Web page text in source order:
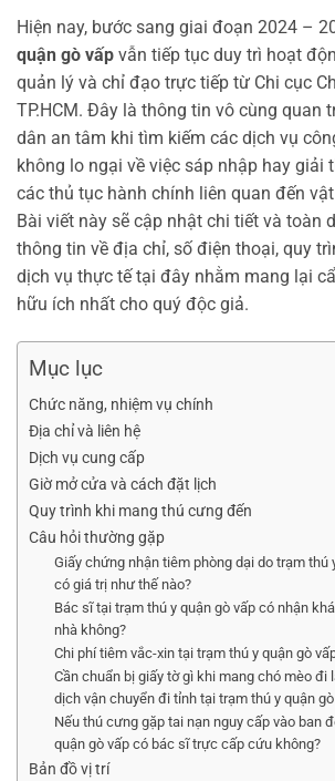
Hiện nay, bước sang giai đoạn 2024 –
quận gò vấp vẫn tiếp tục duy trì hoạt
quản lý và chỉ đạo trực tiếp từ Chi cục
TP.HCM. Đây là thông tin vô cùng quan
dân an tâm khi tìm kiếm các dịch vụ
không lo ngại về việc sáp nhập hay giải
các thủ tục hành chính liên quan đến
Bài viết này sẽ cập nhật chi tiết và toàn
thông tin về địa chỉ, số điện thoại, quy
dịch vụ thực tế tại đây nhằm mang lại
hữu ích nhất cho quý độc giả.
Mục lục
Chức năng, nhiệm vụ chính
Địa chỉ và liên hệ
Dịch vụ cung cấp
Giờ mở cửa và cách đặt lịch
Quy trình khi mang thú cưng đến
Câu hỏi thường gặp
Giấy chứng nhận tiêm phòng dại do trạm thú
có giá trị như thế nào?
Bác sĩ tại trạm thú y quận gò vấp có nhận
nhà không?
Chi phí tiêm vắc-xin tại trạm thú y quận gò
Cần chuẩn bị giấy tờ gì khi mang chó mèo đi
dịch vận chuyển đi tỉnh tại trạm thú y quận
Nếu thú cưng gặp tai nạn nguy cấp vào ban
quận gò vấp có bác sĩ trực cấp cứu không?
Bản đồ vị trí